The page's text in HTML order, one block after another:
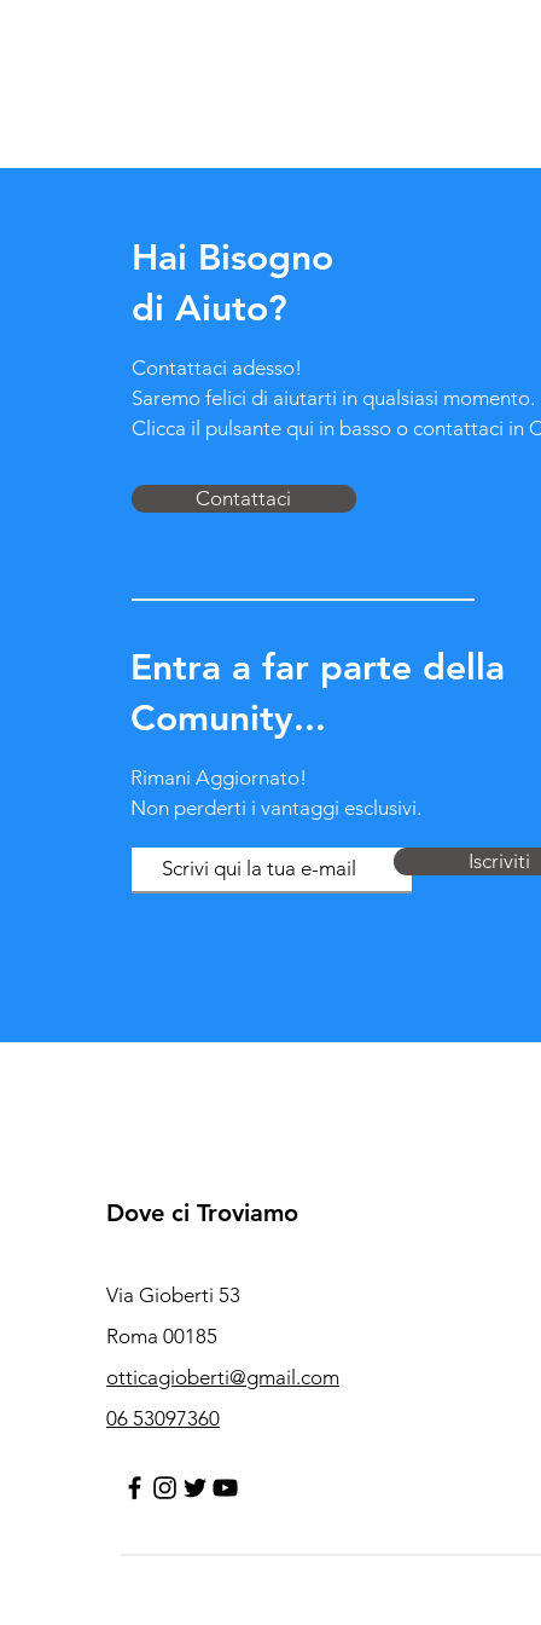
Hai Bisogno
di Aiuto?
Contattaci adesso!
Saremo felici di aiutarti in qualsiasi momento.
Clicca il pulsante qui in basso o contattaci in
Contattaci
Entra a far parte della
Comunity...
Rimani Aggiornato!
Non perderti i vantaggi esclusivi.
Iscriviti
Dove ci Troviamo
Via Gioberti 53
Roma 00185
otticagioberti@gmail.com
06 53097360